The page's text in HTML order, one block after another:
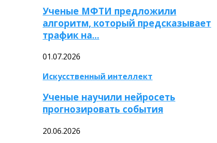
Ученые МФТИ предложили
алгоритм, который предсказывает
трафик на…
01.07.2026
Искусственный интеллект
Ученые научили нейросеть
прогнозировать события
20.06.2026